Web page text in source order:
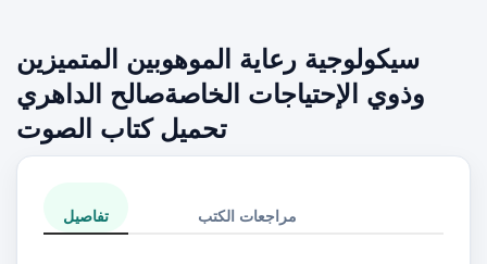
سيكولوجية رعاية الموهوبين المتميزين
وذوي الإحتياجات الخاصةصالح الداهري
تحميل كتاب الصوت
تفاصيل مراجعات الكتب